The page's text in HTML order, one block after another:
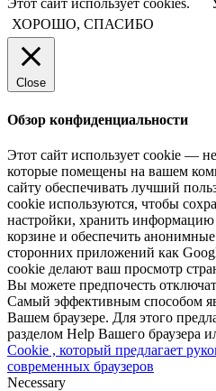
Этот сайт использует cookies.
ХОРОШО, СПАСИБО
Close
Обзор конфиденциальности
Этот сайт использует cookie —
которые помещены на вашем
сайту обеспечивать лучший
cookie используются, чтобы
настройки, хранить
корзине и обеспечить
сторонних приложений как
cookie делают ваш просмотр
Вы можете предпочесть
Самый эффективным способом
Вашем браузере. Для этого
разделом Help Вашего браузера
Cookie , который предлагает
современных браузеров
Necessary